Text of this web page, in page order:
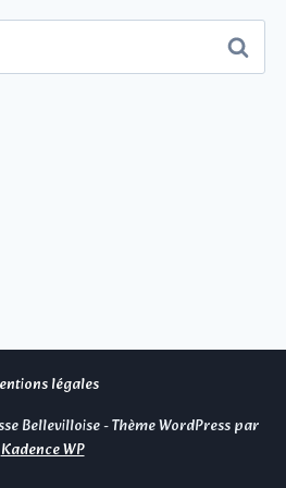
légales
Bellevilloise - Thème WordPress par
Kadence WP